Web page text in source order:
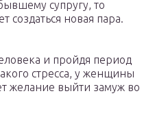
супругу, то
создаться новая пара.
и пройдя период
стресса, у женщины
желание выйти замуж во